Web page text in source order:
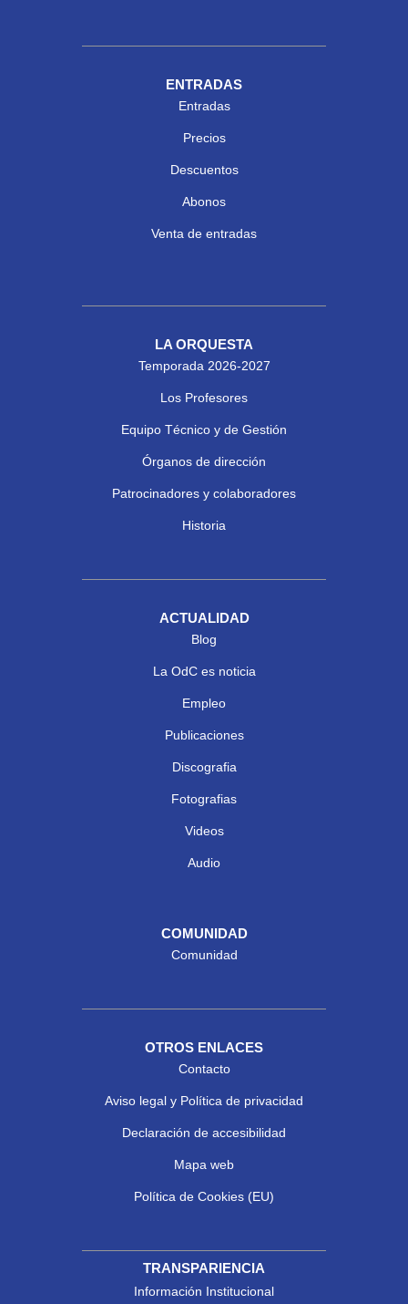
ENTRADAS
Entradas
Precios
Descuentos
Abonos
Venta de entradas
LA ORQUESTA
Temporada 2026-2027
Los Profesores
Equipo Técnico y de Gestión
Órganos de dirección
Patrocinadores y colaboradores
Historia
ACTUALIDAD
Blog
La OdC es noticia
Empleo
Publicaciones
Discografia
Fotografias
Videos
Audio
COMUNIDAD
Comunidad
OTROS ENLACES
Contacto
Aviso legal y Política de privacidad
Declaración de accesibilidad
Mapa web
Política de Cookies (EU)
TRANSPARIENCIA
Información Institucional